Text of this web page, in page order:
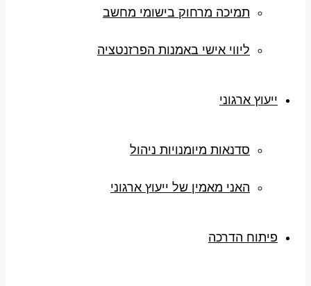
תמיכה מרחוק בישומי מחשב
ליווי אישי באמנות הפרזנטציה
ייעוץ ארגוני
סדנאות מיומנויות ניהול
האני מאמין של ייעוץ ארגוני
פיתוח הדרכה